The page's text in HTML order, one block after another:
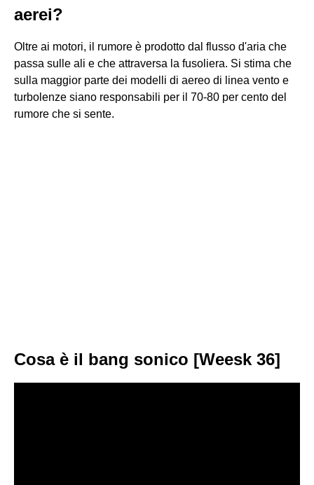
aerei?
Oltre ai motori, il rumore è prodotto dal flusso d'aria che
passa sulle ali e che attraversa la fusoliera. Si stima che
sulla maggior parte dei modelli di aereo di linea vento e
turbolenze siano responsabili per il 70-80 per cento del
rumore che si sente.
Cosa è il bang sonico [Weesk 36]